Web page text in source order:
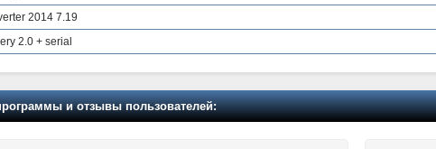
2014 7.19
2.0 + serial
и отзывы пользователей: